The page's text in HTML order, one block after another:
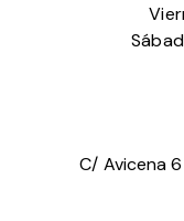
C/ Avicena